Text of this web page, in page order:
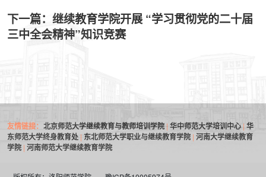
下一篇：继续教育学院开展 “学习贯彻党的二十届
三中全会精神”知识竞赛
友情链接： 北京师范大学继续教育与教师培训学院 | 华中师范大学培训中心 | 华
东师范大学终身教育处 | 东北师范大学职业与继续教育学院 | 河南大学继续教育
学院 | 河南师范大学继续教育学院